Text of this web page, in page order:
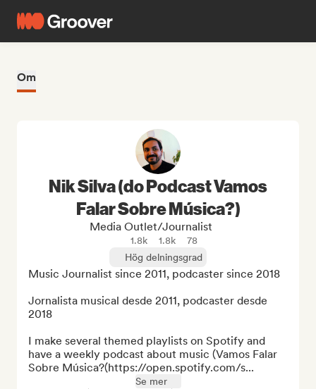
Om
Nik Silva (do Podcast Vamos
Falar Sobre Música?)
Media Outlet/Journalist
1.8k 1.8k
78
Hög delningsgrad
Music Journalist since 2011, podcaster since 2018
Jornalista musical desde 2011, podcaster desde
2018
I make several themed playlists on Spotify and
have a weekly podcast about music (Vamos Falar
Sobre Música?(https://open.spotify.com/s...
Se mer